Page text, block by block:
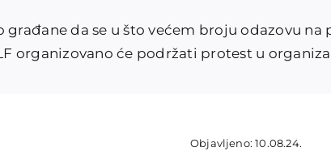
građane da se u što većem broju odazovu na
organizovano će podržati protest u
Objavljeno: 10.08.24.